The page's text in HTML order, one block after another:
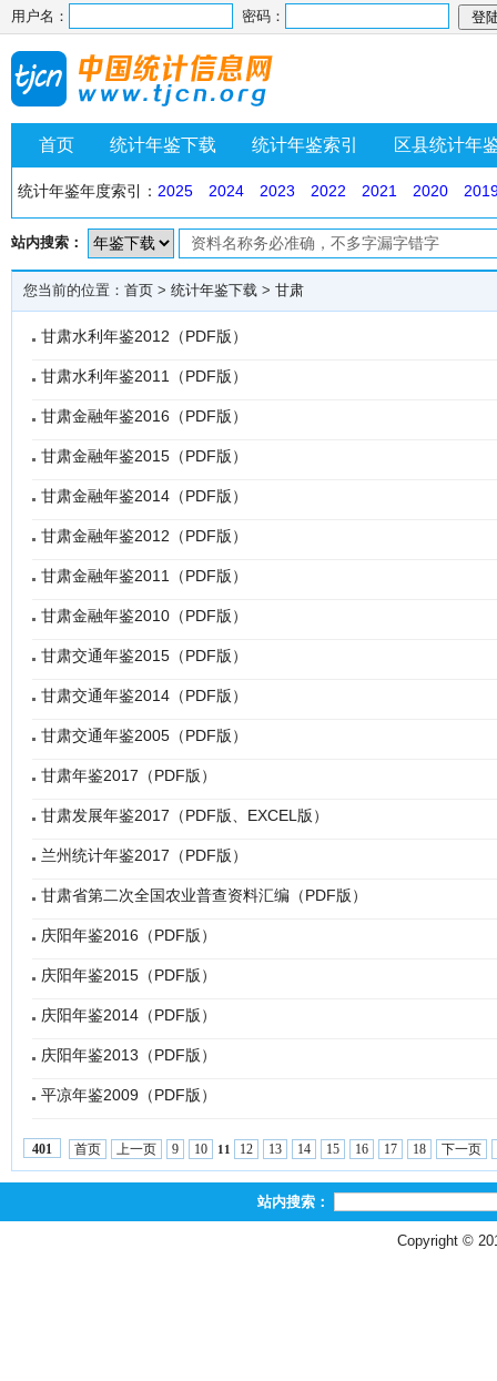
用户名： 密码：
首页 统计年鉴下载 统计年鉴索引 区县统计年
统计年鉴年度索引： 2025 2024 2023 2022 2021 2020
站内搜索：
您当前的位置： 首页 > 统计年鉴下载 > 甘肃
甘肃水利年鉴2012（PDF版）
甘肃水利年鉴2011（PDF版）
甘肃金融年鉴2016（PDF版）
甘肃金融年鉴2015（PDF版）
甘肃金融年鉴2014（PDF版）
甘肃金融年鉴2012（PDF版）
甘肃金融年鉴2011（PDF版）
甘肃金融年鉴2010（PDF版）
甘肃交通年鉴2015（PDF版）
甘肃交通年鉴2014（PDF版）
甘肃交通年鉴2005（PDF版）
甘肃年鉴2017（PDF版）
甘肃发展年鉴2017（PDF版、EXCEL版）
兰州统计年鉴2017（PDF版）
甘肃省第二次全国农业普查资料汇编（PDF版）
庆阳年鉴2016（PDF版）
庆阳年鉴2015（PDF版）
庆阳年鉴2014（PDF版）
庆阳年鉴2013（PDF版）
平凉年鉴2009（PDF版）
401 首页 上一页 9 10 11 12 13 14 15 16 17 18 下一页
站内搜索：
Copyright ©